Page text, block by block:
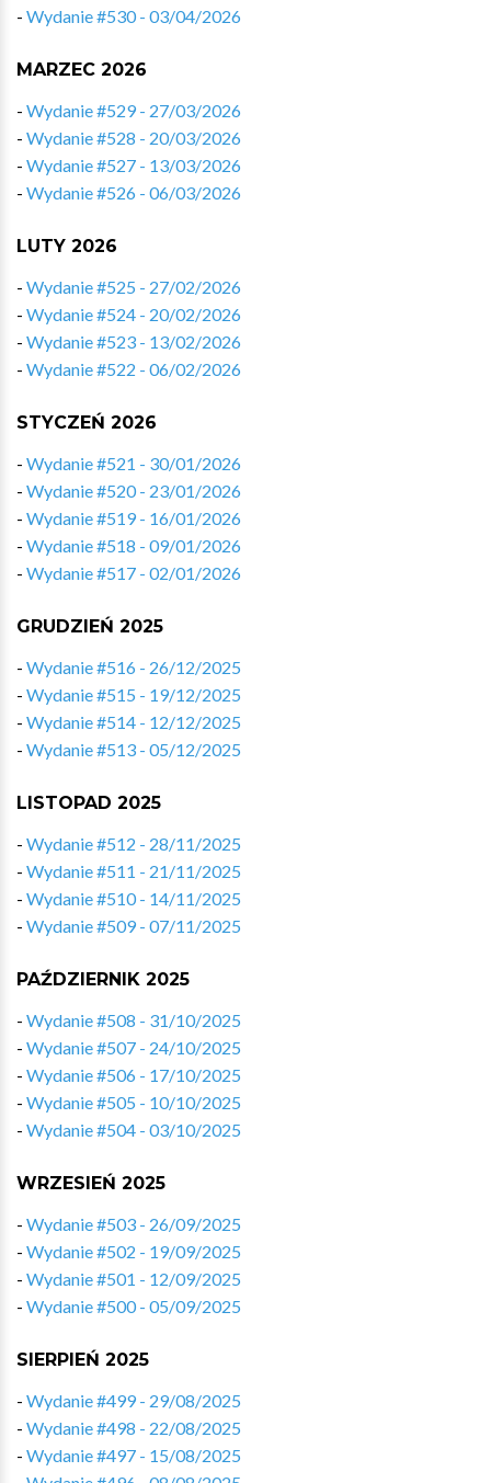
- Wydanie #530 - 03/04/2026
MARZEC 2026
- Wydanie #529 - 27/03/2026
- Wydanie #528 - 20/03/2026
- Wydanie #527 - 13/03/2026
- Wydanie #526 - 06/03/2026
LUTY 2026
- Wydanie #525 - 27/02/2026
- Wydanie #524 - 20/02/2026
- Wydanie #523 - 13/02/2026
- Wydanie #522 - 06/02/2026
STYCZEŃ 2026
- Wydanie #521 - 30/01/2026
- Wydanie #520 - 23/01/2026
- Wydanie #519 - 16/01/2026
- Wydanie #518 - 09/01/2026
- Wydanie #517 - 02/01/2026
GRUDZIEŃ 2025
- Wydanie #516 - 26/12/2025
- Wydanie #515 - 19/12/2025
- Wydanie #514 - 12/12/2025
- Wydanie #513 - 05/12/2025
LISTOPAD 2025
- Wydanie #512 - 28/11/2025
- Wydanie #511 - 21/11/2025
- Wydanie #510 - 14/11/2025
- Wydanie #509 - 07/11/2025
PAŹDZIERNIK 2025
- Wydanie #508 - 31/10/2025
- Wydanie #507 - 24/10/2025
- Wydanie #506 - 17/10/2025
- Wydanie #505 - 10/10/2025
- Wydanie #504 - 03/10/2025
WRZESIEŃ 2025
- Wydanie #503 - 26/09/2025
- Wydanie #502 - 19/09/2025
- Wydanie #501 - 12/09/2025
- Wydanie #500 - 05/09/2025
SIERPIEŃ 2025
- Wydanie #499 - 29/08/2025
- Wydanie #498 - 22/08/2025
- Wydanie #497 - 15/08/2025